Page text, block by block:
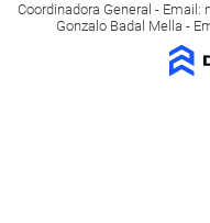
Coordinadora General - Email:
Gonzalo Badal Mella -